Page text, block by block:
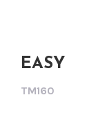
EASY
TM160